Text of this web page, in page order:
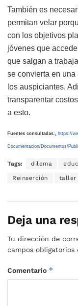
También es
permitan velar
con los objetivos
jóvenes que
que salgan a
se convierta en
los auspiciantes.
transparentar
a esto.
Fuentes consultadas:1 https://
Documentacion/Documentos/
Tags: dilema
Reinserción taller
Deja una
Tu dirección de
campos obligatorios
Comentario *